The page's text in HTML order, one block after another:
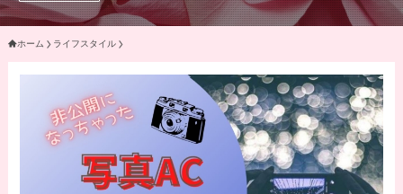
ホーム ライフスタイル